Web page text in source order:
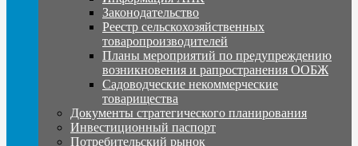
Законодательство
Реестр сельскохозяйственных
товаропроизводителей
Планы мероприятий по предупреждению
возникновения и рапространения ООБЖ
Садоводческие некоммерческие
товарищества
Документы стратегического планирования
Инвестиционный паспорт
Потребительский рынок